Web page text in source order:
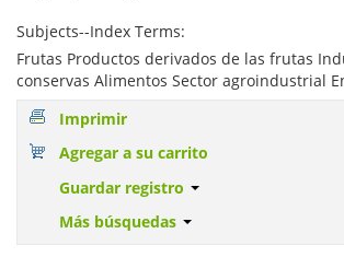
Subjects--Index Terms:
Frutas Productos derivados de las frutas
conservas Alimentos Sector agroindustrial
Imprimir
Agregar a su carrito
Guardar registro
Más búsquedas